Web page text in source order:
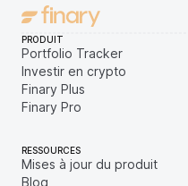
PRODUIT
Portfolio Tracker
Investir en crypto
Finary Plus
Finary Pro
RESSOURCES
Mises à jour du produit
Blog